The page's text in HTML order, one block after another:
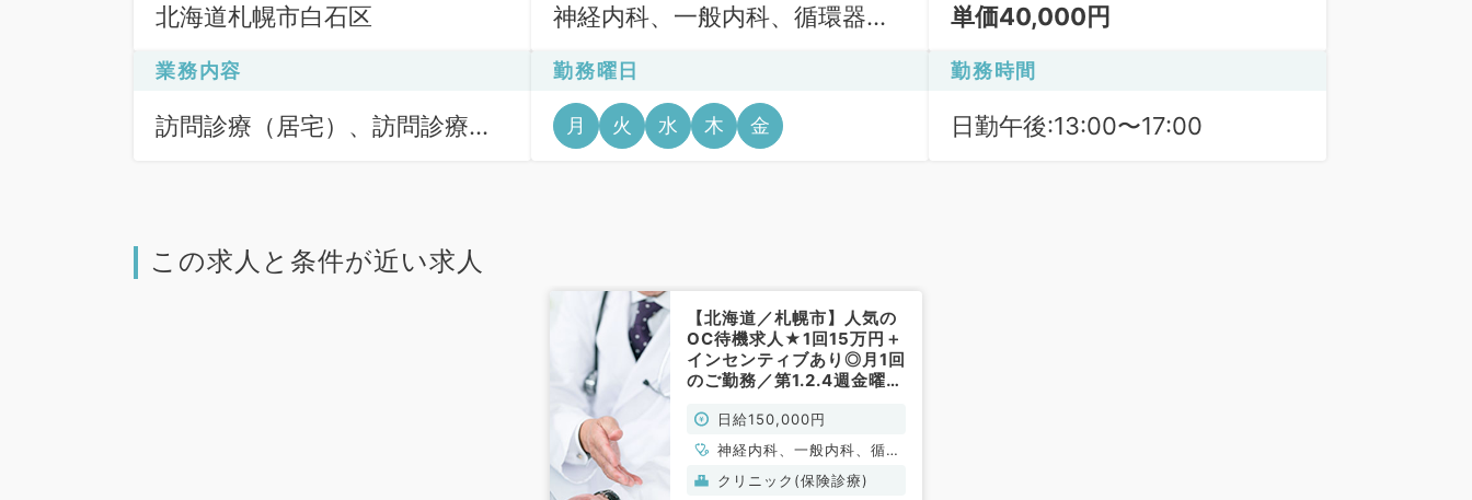
北海道札幌市白石区
神経内科、一般内科、循環器内
内分泌・代謝内科、腎臓内科、
老年内科
単価40,000円
業務内容
訪問診療（居宅）、訪問診療
勤務曜日
月 火 水 木 金
勤務時間
日勤午後:13:00〜17:00
この求人と条件が近い求人
【北海道／札幌市】人気の
OC待機求人★1回15万円＋
インセンティブあり◎月1回
のご勤務／第1.2.4週金曜日
宅待機可能！（内科系／非
常勤）
日給150,000円
神経内科、一般内科、循環
器内科、呼吸器内科、消化
器内科、内分泌・代謝内
クリニック(保険診療)